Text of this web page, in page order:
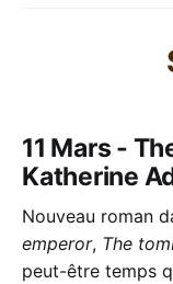
11 Mars -
Katherine
Nouveau roman
emperor, The
peut-être temps